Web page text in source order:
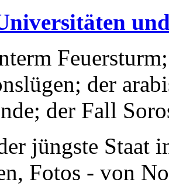
der
der Fall
jüngste Staat
Fotos - von